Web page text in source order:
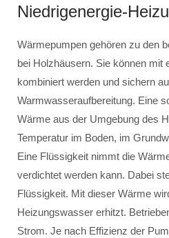
Niedrigenergie-
Wärmepumpen gehören zu den
bei Holzhäusern. Sie können mit
kombiniert werden und sichern
Warmwasseraufbereitung. Eine
Wärme aus der Umgebung des
Temperatur im Boden, im
Eine Flüssigkeit nimmt die
verdichtet werden kann. Dabei
Flüssigkeit. Mit dieser Wärme
Heizungswasser erhitzt.
Strom. Je nach Effizienz der